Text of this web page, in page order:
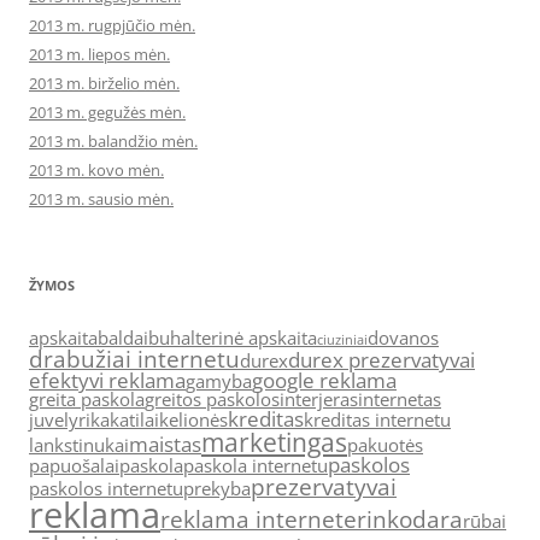
2013 m. rugpjūčio mėn.
2013 m. liepos mėn.
2013 m. birželio mėn.
2013 m. gegužės mėn.
2013 m. balandžio mėn.
2013 m. kovo mėn.
2013 m. sausio mėn.
ŽYMOS
apskaitabaldaibuhalterinė apskaitaciuziniaidovanos
drabužiai internetudurexdurex prezervatyvai
efektyvi reklamagamybagoogle reklama
greita paskolagreitos paskolosinterjerasinternetas
juvelyrikakatilaikelionėskreditaskreditas internetu
lankstinukaimaistasmarketingaspakuotės
papuošalaipaskolapaskola internetupaskolos
paskolos internetuprekybaprezervatyvai
reklamareklama interneterinkodararūbai